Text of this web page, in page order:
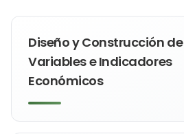
Diseño y Construcción de
Variables e Indicadores
Económicos